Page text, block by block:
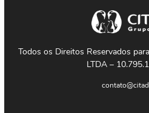
Todos os Direitos Reservados
LTDA –